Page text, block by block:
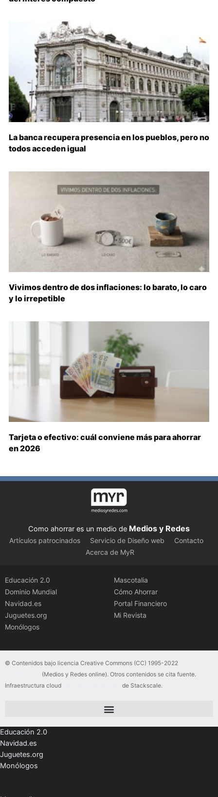
La banca recupera presencia en los pueblos, pero no
todos acceden igual
Vivimos dentro de dos inflaciones: lo barato, lo caro
y lo irrepetible
Tarjeta o efectivo: cuál conviene más para ahorrar
en 2026
Como ahorrar es un medio de Medios y Redes
Artículos patrocinados Servicio de Diseño web
Contacto
Acerca de MyR
Educación 2.0
Dominio Mundial
Navidad.es
Juguetes.org
Monólogos
Mascotalia
Cómo Ahorrar
Portal Financiero
Mi Revista
© Contenidos bajo licencia Creative Commons (CC) 1995-2022
(Medios y Redes online). Otros contenidos se cita fuente.
Infraestructura cloud
de Stackscale.
Educación 2.0
Navidad.es
Juguetes.org
Monólogos